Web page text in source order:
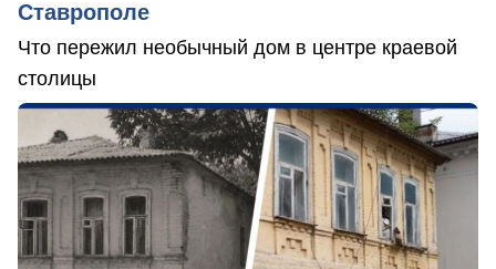
Ставрополе
Что пережил необычный дом в центре краевой
столицы